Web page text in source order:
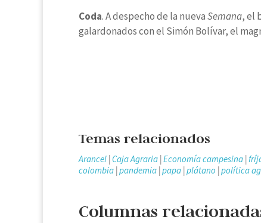
Coda. A despecho de la nuevaSemana, el
galardonados con el Simón Bolívar, el
Temas relacionados
Arancel |Caja Agraria |Economía campesina |
colombia |pandemia |papa |plátano |política
Columnas